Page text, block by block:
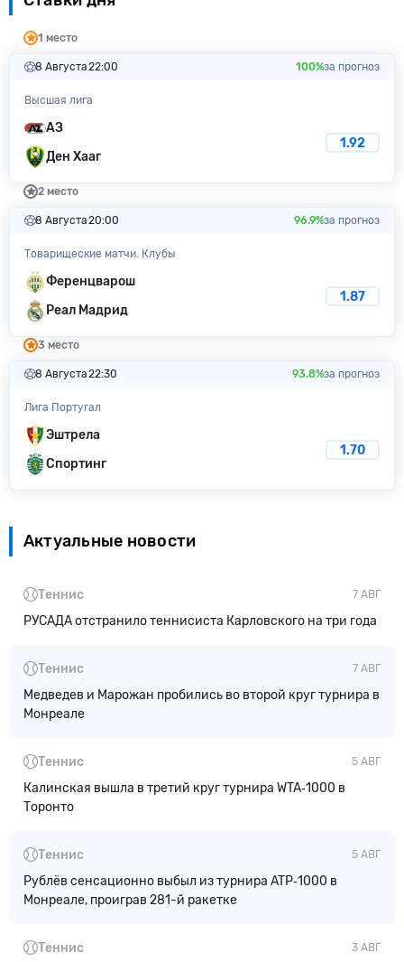
1 место
8 Августа22:00 100%за прогноз
Высшая лига
АЗ
Ден Хааг
1.92
2 место
8 Августа20:00 96.9%за прогноз
Товарищеские матчи. Клубы
Ференцварош
Реал Мадрид
1.87
3 место
8 Августа22:30 93.8%за прогноз
Лига Португал
Эштрела
Спортинг
1.70
Актуальные новости
7 АВГ
Теннис
РУСАДА отстранило теннисиста Карловского на три года
7 АВГ
Теннис
Медведев и Марожан пробились во второй круг турнира в
Монреале
5 АВГ
Теннис
Калинская вышла в третий круг турнира WTA‑1000 в
Торонто
5 АВГ
Теннис
Рублёв сенсационно выбыл из турнира ATP‑1000 в
Монреале, проиграв 281-й ракетке
3 АВГ
Теннис